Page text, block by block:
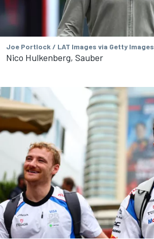
Joe Portlock / LAT Images via Getty Images
Nico Hulkenberg, Sauber